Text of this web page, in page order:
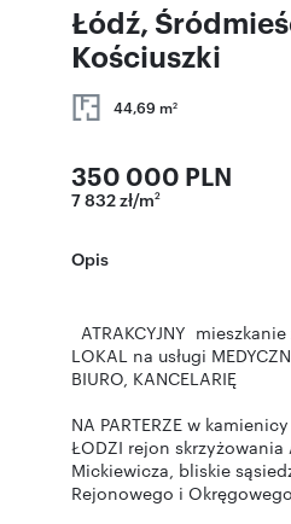
Łódź,
Kościuszki
44,69 m2
350 000 PLN
7 832 zł/m2
Opis
ATRAKCYJNY
LOKAL na usługi
BIURO, KANCELARIĘ
NA PARTERZE w
ŁODZI rejon skrzyżowania
Mickiewicza, bliskie
Rejonowego i